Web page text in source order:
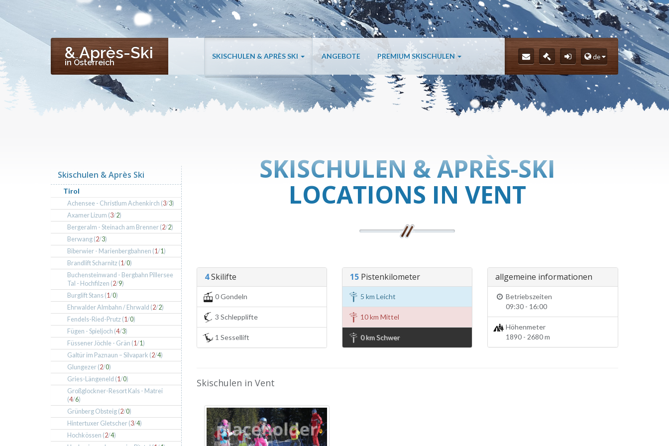
& Après-Ski
in Österreich
SKISCHULEN & APRÈS SKI ANGEBOTE PREMIUM SKISCHULEN de
SKISCHULEN & APRÈS-SKI
LOCATIONS IN VENT
4Skilifte
0 Gondeln
3 Schlepplifte
1 Sessellift
15Pistenkilometer
5 km Leicht
10 km Mittel
0 km Schwer
allgemeine informationen
Betriebszeiten
09:30 - 16:00
Höhenmeter
1890 - 2680 m
Skischulen in Vent
Skischulen & Après Ski
Tirol
Achensee - Christlum Achenkirch (3/3)
Axamer Lizum (3/2)
Bergeralm - Steinach am Brenner (2/2)
Berwang (2/3)
Biberwier - Marienbergbahnen (1/1)
Brandlift Scharnitz (1/0)
Buchensteinwand - Bergbahn Pillersee
Tal - Hochfilzen (2/9)
Burglift Stans (1/0)
Ehrwalder Almbahn / Ehrwald (2/2)
Fendels-Ried-Prutz (1/0)
Fügen - Spieljoch (4/3)
Füssener Jöchle - Grän (1/1)
Galtür im Paznaun – Silvapark (2/4)
Glungezer (2/0)
Gries-Längeneld (1/0)
Großglockner-Resort Kals - Matrei
(4/6)
Grünberg Obsteig (2/0)
Hintertuxer Gletscher (3/4)
Hochkössen (2/4)